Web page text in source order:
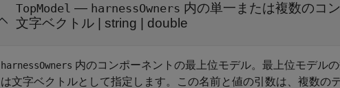
TopModel — harnessOwners 内の単一または複数のコ
文字ベクトル
string double
harnessOwners 内のコンポーネントの最上位モデル。最上位モデル
は文字ベクトルとして指定します。この名前と値の引数は、複数の